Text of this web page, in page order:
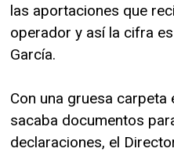
las aportaciones que
operador y así la cifra
García.
Con una gruesa
sacaba documentos
declaraciones, el